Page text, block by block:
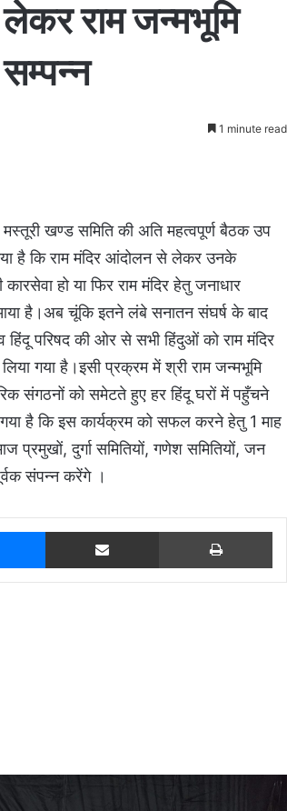
लेकर राम जन्मभूमि
सम्पन्न
1 minute read
मस्तूरी खण्ड समिति की अति महत्वपूर्ण बैठक उप
है कि राम मंदिर आंदोलन से लेकर उनके
हो या फिर राम मंदिर हेतु जनाधार
है।अब चूंकि इतने लंबे सनातन संघर्ष के बाद
परिषद की ओर से सभी हिंदुओं को राम मंदिर
गया है।इसी प्रक्रम में श्री राम जन्मभूमि
संगठनों को समेटते हुए हर हिंदू घरों में पहुँचने
गया है कि इस कार्यक्रम को सफल करने हेतु 1 माह
प्रमुखों, दुर्गा समितियों, गणेश समितियों, जन
संपन्न करेंगे ।
Messenger Share via Email